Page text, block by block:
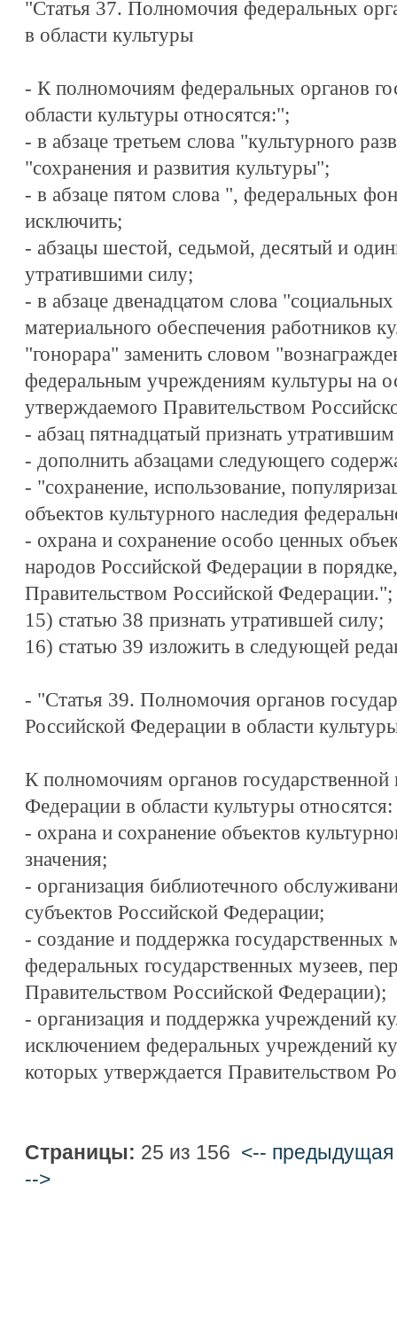
"Статья 37. Полномочия федеральных
в области культуры
- К полномочиям федеральных органов
области культуры относятся:";
- в абзаце третьем слова "культурного
"сохранения и развития культуры";
- в абзаце пятом слова ", федеральных
исключить;
- абзацы шестой, седьмой, десятый и
утратившими силу;
- в абзаце двенадцатом слова
материального обеспечения работников
"гонорара" заменить словом
федеральным учреждениям культуры на
утверждаемого Правительством
- абзац пятнадцатый признать
- дополнить абзацами следующего
- "сохранение, использование,
объектов культурного наследия
- охрана и сохранение особо ценных
народов Российской Федерации в
Правительством Российской Федерации.";
15) статью 38 признать утратившей силу;
16) статью 39 изложить в следующей
- "Статья 39. Полномочия органов
Российской Федерации в области
К полномочиям органов государственной
Федерации в области культуры относятся:
- охрана и сохранение объектов
значения;
- организация библиотечного
субъектов Российской Федерации;
- создание и поддержка государственных
федеральных государственных музеев,
Правительством Российской Федерации);
- организация и поддержка учреждений
исключением федеральных учреждений
которых утверждается Правительством
Страницы: 25 из 156 <-- предыдущая
-->